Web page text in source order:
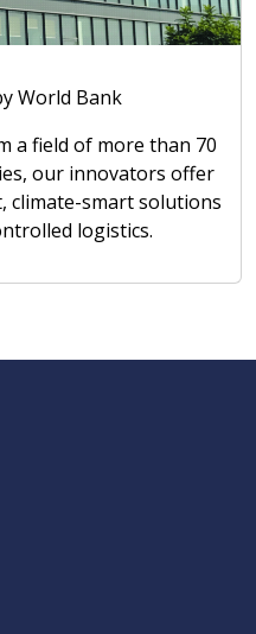
World Bank
a field of more than 70
our innovators offer
climate-smart solutions
logistics.